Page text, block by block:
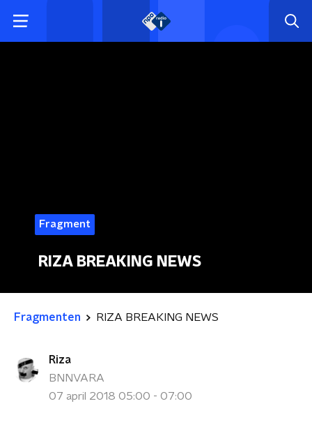
Fragment
RIZA BREAKING NEWS
Fragmenten RIZA BREAKING NEWS
Riza
BNNVARA
07 april 2018 05:00 - 07:00